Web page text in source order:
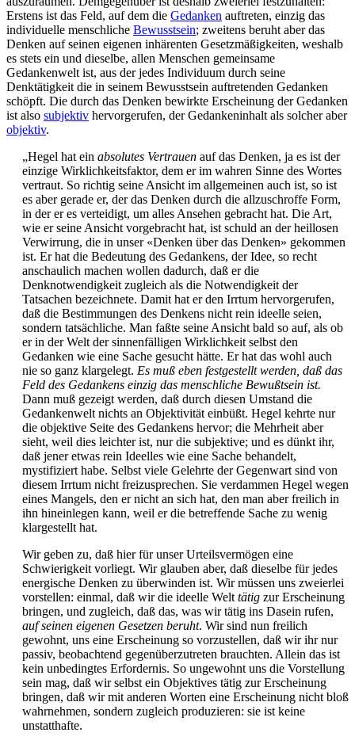
Erstens ist das Feld, auf dem die Gedanken auftreten, einzig das
individuelle menschliche Bewusstsein; zweitens beruht aber das
Denken auf seinen eigenen inhärenten Gesetzmäßigkeiten, weshalb
es stets ein und dieselbe, allen Menschen gemeinsame
Gedankenwelt ist, aus der jedes Individuum durch seine
Denktätigkeit die in seinem Bewusstsein auftretenden Gedanken
schöpft. Die durch das Denken bewirkte Erscheinung der Gedanken
ist also subjektiv hervorgerufen, der Gedankeninhalt als solcher aber
objektiv.
„Hegel hat ein absolutes Vertrauen auf das Denken, ja es ist der
einzige Wirklichkeitsfaktor, dem er im wahren Sinne des Wortes
vertraut. So richtig seine Ansicht im allgemeinen auch ist, so ist
es aber gerade er, der das Denken durch die allzuschroffe Form,
in der er es verteidigt, um alles Ansehen gebracht hat. Die Art,
wie er seine Ansicht vorgebracht hat, ist schuld an der heillosen
Verwirrung, die in unser «Denken über das Denken» gekommen
ist. Er hat die Bedeutung des Gedankens, der Idee, so recht
anschaulich machen wollen dadurch, daß er die
Denknotwendigkeit zugleich als die Notwendigkeit der
Tatsachen bezeichnete. Damit hat er den Irrtum hervorgerufen,
daß die Bestimmungen des Denkens nicht rein ideelle seien,
sondern tatsächliche. Man faßte seine Ansicht bald so auf, als ob
er in der Welt der sinnenfälligen Wirklichkeit selbst den
Gedanken wie eine Sache gesucht hätte. Er hat das wohl auch
nie so ganz klargelegt. Es muß eben festgestellt werden, daß das
Feld des Gedankens einzig das menschliche Bewußtsein ist.
Dann muß gezeigt werden, daß durch diesen Umstand die
Gedankenwelt nichts an Objektivität einbüßt. Hegel kehrte nur
die objektive Seite des Gedankens hervor; die Mehrheit aber
sieht, weil dies leichter ist, nur die subjektive; und es dünkt ihr,
daß jener etwas rein Ideelles wie eine Sache behandelt,
mystifiziert habe. Selbst viele Gelehrte der Gegenwart sind von
diesem Irrtum nicht freizusprechen. Sie verdammen Hegel wegen
eines Mangels, den er nicht an sich hat, den man aber freilich in
ihn hineinlegen kann, weil er die betreffende Sache zu wenig
klargestellt hat.
Wir geben zu, daß hier für unser Urteilsvermögen eine
Schwierigkeit vorliegt. Wir glauben aber, daß dieselbe für jedes
energische Denken zu überwinden ist. Wir müssen uns zweierlei
vorstellen: einmal, daß wir die ideelle Welt tätig zur Erscheinung
bringen, und zugleich, daß das, was wir tätig ins Dasein rufen,
auf seinen eigenen Gesetzen beruht. Wir sind nun freilich
gewohnt, uns eine Erscheinung so vorzustellen, daß wir ihr nur
passiv, beobachtend gegenüberzutreten brauchten. Allein das ist
kein unbedingtes Erfordernis. So ungewohnt uns die Vorstellung
sein mag, daß wir selbst ein Objektives tätig zur Erscheinung
bringen, daß wir mit anderen Worten eine Erscheinung nicht bloß
wahrnehmen, sondern zugleich produzieren: sie ist keine
unstatthafte.